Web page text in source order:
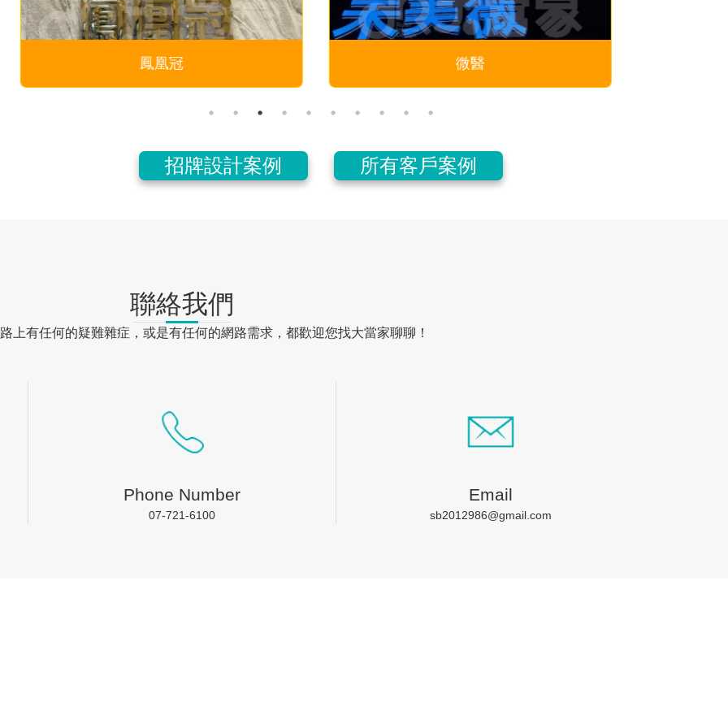
微醫 上野匠
招牌設計案例 所有客戶案例
聯絡我們
上有任何的疑難雜症，或是有任何的網路需求，都歡迎您找大當家聊聊！
Phone Number
07-721-6100
Email
sb2012986@gmail.com